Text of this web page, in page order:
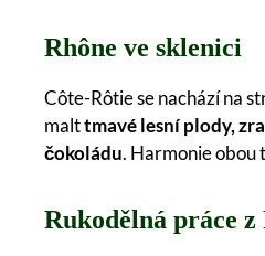
Rhône ve sklenici
Côte-Rôtie se nachází na
malttmavé lesní plody,
čokoládu. Harmonie obou
Rukodělná práce z